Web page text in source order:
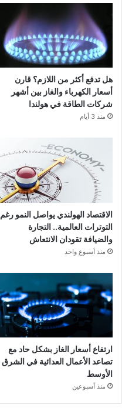
هل تدفع أكثر من اللازم؟ قارن
أسعار الكهرباء والغاز بين أشهر
شركات الطاقة في هولندا
منذ 3 أيام
الاقتصاد الهولندي يواصل النمو رغم
التوترات العالمية.. التجارة
والضيافة تقودان الانتعاش
منذ أسبوع واحد
ارتفاع أسعار الغاز بشكل حاد مع
تصاعد الأعمال العدائية في الشرق
الأوسط
منذ أسبوعين